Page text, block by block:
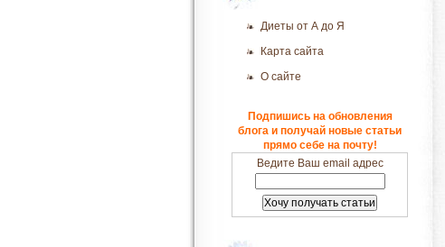
Диеты от А до Я
Карта сайта
О сайте
Подпишись на обновления
блога и получай новые статьи
прямо себе на почту!
Ведите Ваш email адрес